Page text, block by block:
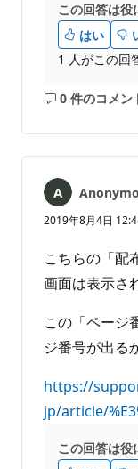
この回答は役
はい
1 人がこの回
0 件のコメン
コ
ト
あ
り
せ
ん
2019年8月4日
こちらの「配
画面は表示さ
この「ページ
ジ番号が出る
https://
jp/article/
この回答は役